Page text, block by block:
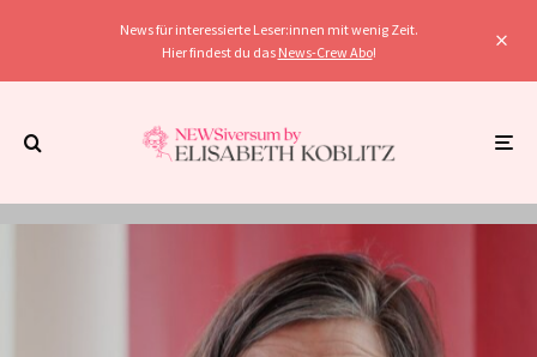
News für interessierte Leser:innen mit wenig Zeit.
Hier findest du das News-Crew Abo!